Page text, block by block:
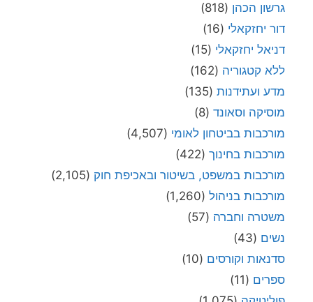
גרשון הכהן (818)
דור יחזקאלי (16)
דניאל יחזקאלי (15)
ללא קטגוריה (162)
מדע ועתידנות (135)
מוסיקה וסאונד (8)
מורכבות בביטחון לאומי (4,507)
מורכבות בחינוך (422)
מורכבות במשפט, בשיטור ובאכיפת חוק (2,105)
מורכבות בניהול (1,260)
משטרה וחברה (57)
נשים (43)
סדנאות וקורסים (10)
ספרים (11)